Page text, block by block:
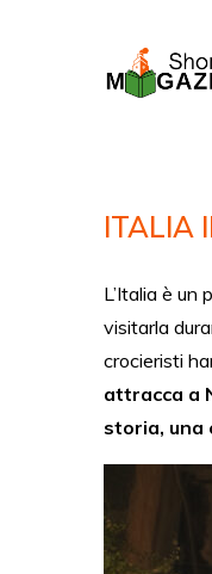
ITALIA
L’Italia è un
visitarla
crocieristi
attracca a
storia, una